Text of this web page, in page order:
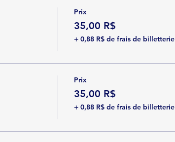
Prix
35,00 R$
+ 0,88 R$ de frais de billetterie
Prix
35,00 R$
+ 0,88 R$ de frais de billetterie